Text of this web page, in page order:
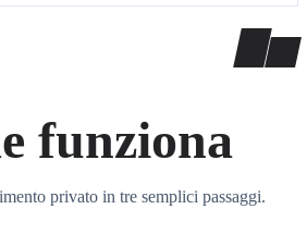
funziona
privato in tre semplici passaggi.